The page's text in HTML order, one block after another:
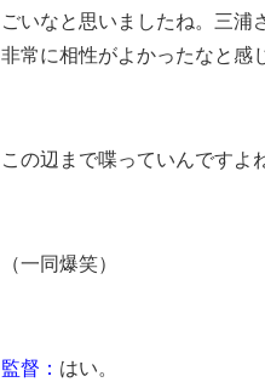
ごいなと思いましたね。三浦
非常に相性がよかったなと感
この辺まで喋っていんですよ
（一同爆笑）
監督： はい。